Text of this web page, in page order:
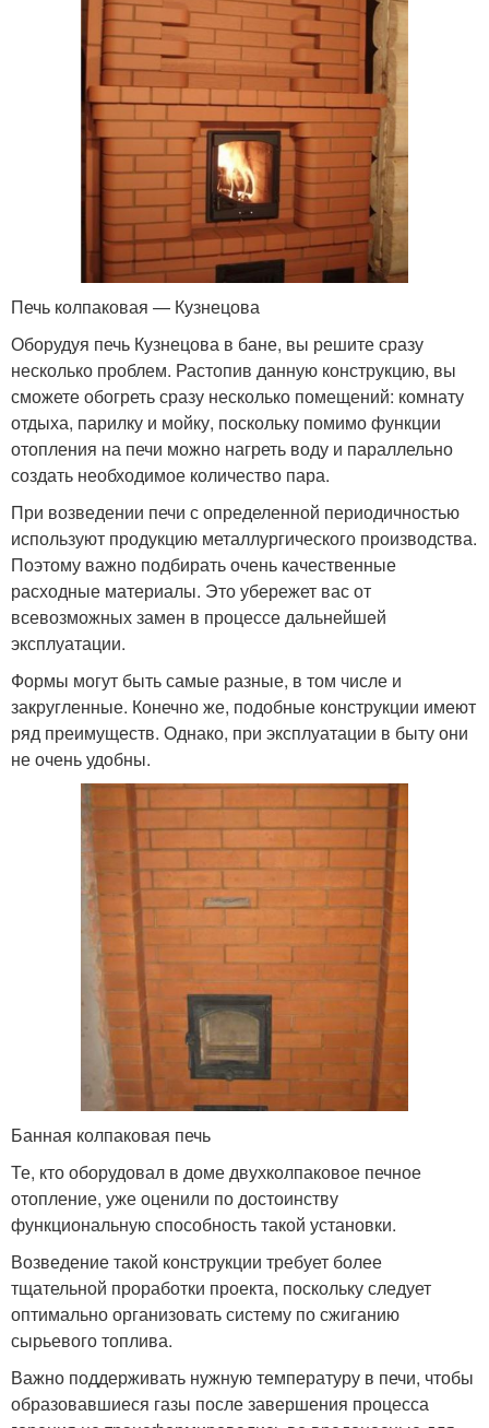
Печь колпаковая — Кузнецова
Оборудуя печь Кузнецова в бане, вы решите сразу
несколько проблем. Растопив данную конструкцию, вы
сможете обогреть сразу несколько помещений: комнату
отдыха, парилку и мойку, поскольку помимо функции
отопления на печи можно нагреть воду и параллельно
создать необходимое количество пара.
При возведении печи с определенной периодичностью
используют продукцию металлургического производства.
Поэтому важно подбирать очень качественные
расходные материалы. Это убережет вас от
всевозможных замен в процессе дальнейшей
эксплуатации.
Формы могут быть самые разные, в том числе и
закругленные. Конечно же, подобные конструкции имеют
ряд преимуществ. Однако, при эксплуатации в быту они
не очень удобны.
Банная колпаковая печь
Те, кто оборудовал в доме двухколпаковое печное
отопление, уже оценили по достоинству
функциональную способность такой установки.
Возведение такой конструкции требует более
тщательной проработки проекта, поскольку следует
оптимально организовать систему по сжиганию
сырьевого топлива.
Важно поддерживать нужную температуру в печи, чтобы
образовавшиеся газы после завершения процесса